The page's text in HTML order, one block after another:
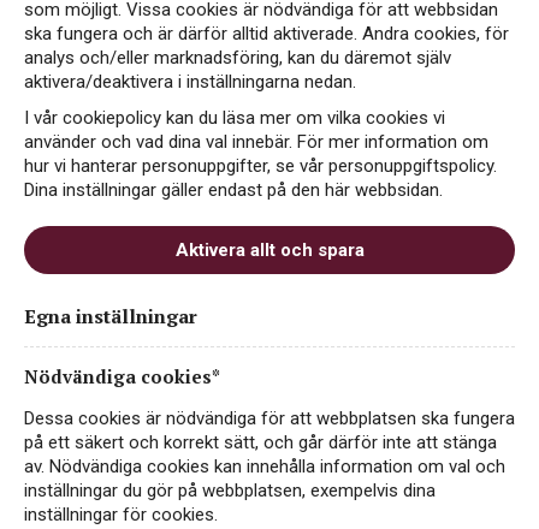
skyddade ursprungsstatus 1990 efter att under
många år legat under den mer generella Côtes du
Rhône Villages. I huvudsak tillverkas här röda
viner där basen utgörs av grenache.
som möjligt. Vissa cookies är nödvändiga för att webbsidan
ska fungera och är därför alltid aktiverade. Andra cookies, för
analys och/eller marknadsföring, kan du däremot själv
aktivera/deaktivera i inställningarna nedan.
I vår cookiepolicy kan du läsa mer om vilka cookies vi
använder och vad dina val innebär. För mer information om
hur vi hanterar personuppgifter, se vår personuppgiftspolicy.
Dina inställningar gäller endast på den här webbsidan.
Aktivera allt och spara
Egna inställningar
Nödvändiga cookies*
Dessa cookies är nödvändiga för att webbplatsen ska fungera
på ett säkert och korrekt sätt, och går därför inte att stänga
av. Nödvändiga cookies kan innehålla information om val och
inställningar du gör på webbplatsen, exempelvis dina
inställningar för cookies.